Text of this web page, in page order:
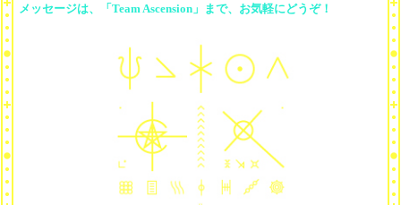
メッセージは、「Team Ascension」まで、お気軽にどうぞ！